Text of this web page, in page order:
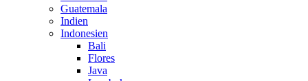
Guatemala
Indien
Indonesien
Bali
Flores
Java